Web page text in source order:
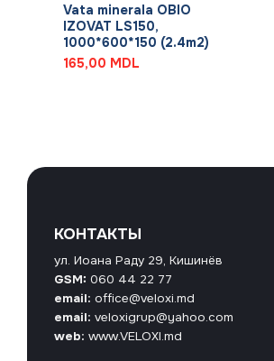
Vata minerala OBIO
IZOVAT LS150,
1000*600*150 (2.4m2)
165,00 MDL
КОНТАКТЫ
ул. Иоана Раду 29, Кишинёв
GSM: 060 44 22 77
email: office@veloxi.md
email: veloxigrup@yahoo.com
web: www.VELOXI.md